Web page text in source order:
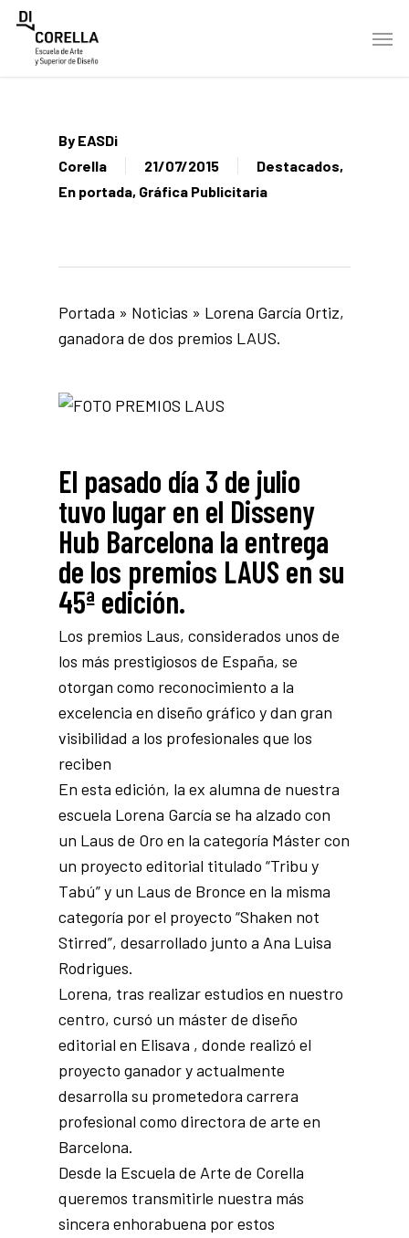
Skip
Menu
By EASDi
Corella
21/07/2015 Destacados,
En portada, Gráfica Publicitaria
Portada » Noticias » Lorena García Ortiz,
ganadora de dos premios LAUS.
El pasado día 3 de julio
tuvo lugar en el Disseny
Hub Barcelona la entrega
de los premios LAUS en su
45ª edición.
Los premios Laus, considerados unos de
los más prestigiosos de España, se
otorgan como reconocimiento a la
excelencia en diseño gráfico y dan gran
visibilidad a los profesionales que los
reciben
En esta edición, la ex alumna de nuestra
escuela Lorena García se ha alzado con
un Laus de Oro en la categoría Máster con
un proyecto editorial titulado “Tribu y
Tabú” y un Laus de Bronce en la misma
categoría por el proyecto “Shaken not
Stirred”, desarrollado junto a Ana Luisa
Rodrigues.
Lorena, tras realizar estudios en nuestro
centro, cursó un máster de diseño
editorial en Elisava , donde realizó el
proyecto ganador y actualmente
desarrolla su prometedora carrera
profesional como directora de arte en
Barcelona.
Desde la Escuela de Arte de Corella
queremos transmitirle nuestra más
sincera enhorabuena por estos